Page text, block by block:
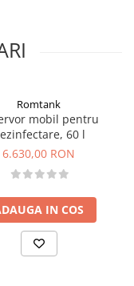
Romtank
mobil pentru
60 l
6.630,00 RON
IN COS